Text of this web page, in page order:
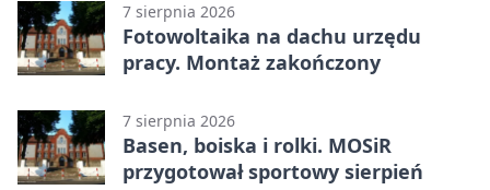
7 sierpnia 2026
Fotowoltaika na dachu urzędu
pracy. Montaż zakończony
7 sierpnia 2026
Basen, boiska i rolki. MOSiR
przygotował sportowy sierpień